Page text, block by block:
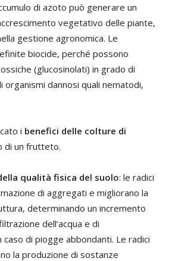
di azoto può generare un
vegetativo delle piante,
gestione agronomica. Le
biocide, perché possono
(glucosinolati) in grado di
organismi dannosi quali nematodi,
i benefici delle colture di
di un frutteto.
qualità fisica del suolo: le radici
di aggregati e migliorano la
determinando un incremento
dell’acqua e di
caso di piogge abbondanti. Le radici
la produzione di sostanze